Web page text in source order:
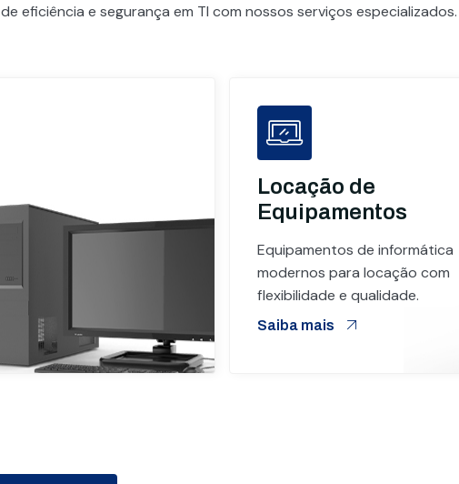
de eficiência e segurança em TI com nossos serviços especializados.
Locação de
Equipamentos
Equipamentos de informática
modernos para locação com
flexibilidade e qualidade.
Saiba mais